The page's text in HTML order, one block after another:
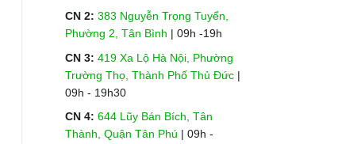
CN 2: 383 Nguyễn Trọng Tuyển,
Phường 2, Tân Bình | 09h -19h
CN 3: 419 Xa Lộ Hà Nội, Phường
Trường Thọ, Thành Phố Thủ Đức|
09h - 19h30
CN 4: 644 Lũy Bán Bích, Tân
Thành, Quận Tân Phú | 09h -